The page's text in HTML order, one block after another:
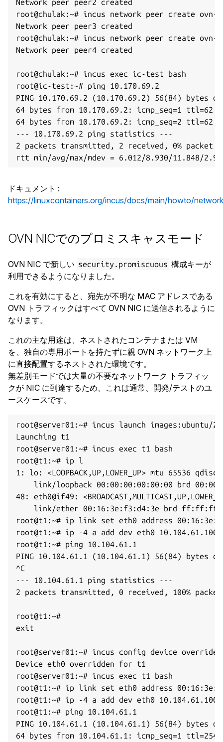
Network peer peer2 created
root@chulak:~# incus network peer create
Network peer peer3 created
root@chulak:~# incus network peer create
Network peer peer4 created
root@chulak:~# incus exec ic-test bash
root@ic-test:~# ping 10.170.69.2
PING 10.170.69.2 (10.170.69.2) 56(84) bytes
64 bytes from 10.170.69.2: icmp_seq=1 ttl=62
64 bytes from 10.170.69.2: icmp_seq=2 ttl=62
--- 10.170.69.2 ping statistics ---
2 packets transmitted, 2 received, 0% packet
ドキュメント :
https://linuxcontainers.org/incus/docs/main/howto/
OVN NICでのプロミスキャスモード
OVN NIC で新しい security.promiscuous 構成キーが
利用できるようになりました。
これを有効にすると、宛先が不明な MAC アドレスである
OVN トラフィックはすべて OVN NIC に送信されるように
なります。
これの主な用途は、ネストされたコンテナまたは VM
を、独自の専用ポートを持たずに親 OVN ネットワーク上
に直接配置するネストされた環境です。
無差別モードでは大量の不要なネットワーク トラフィッ
クが NIC に到達するため、これは通常、開発/テストのユ
ースケースです。
root@server01:~# incus launch images:ubuntu/
Launching t1
root@server01:~# incus exec t1 bash
root@t1:~# ip l
1: lo: <LOOPBACK,UP,LOWER_UP> mtu 65536
link/loopback 00:00:00:00:00:00 brd
48: eth0@if49:
link/ether 00:16:3e:f3:d4:3e brd
root@t1:~# ip link set eth0 address
root@t1:~# ip -4 a add dev eth0 10.104.61.100/
root@t1:~# ping 10.104.61.1
PING 10.104.61.1 (10.104.61.1) 56(84) bytes
^C
--- 10.104.61.1 ping statistics ---
2 packets transmitted, 0 received, 100%
root@t1:~#
exit
root@server01:~# incus config device
Device eth0 overridden for t1
root@server01:~# incus exec t1 bash
root@t1:~# ip link set eth0 address
root@t1:~# ip -4 a add dev eth0 10.104.61.100/
root@t1:~# ping 10.104.61.1
PING 10.104.61.1 (10.104.61.1) 56(84) bytes
64 bytes from 10.104.61.1: icmp_seq=1 ttl=254